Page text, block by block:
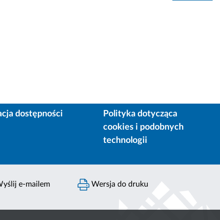
dostępności
Polityka dotycząca
cookies i podobnych
technologii
e-mailem Wersja do druku